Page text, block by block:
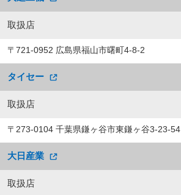
取扱店
〒721-0952 広島県福山市曙町4-8-2
タイセー
取扱店
〒273-0104 千葉県鎌ヶ谷市東鎌ヶ谷3-23-54
大日産業
取扱店